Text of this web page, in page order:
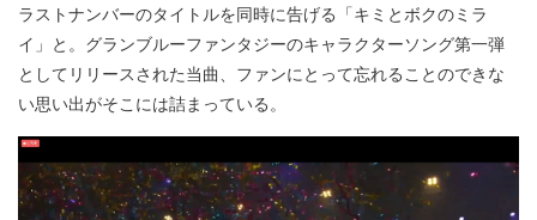
ラストナンバーのタイトルを同時に告げる「キミとボクのミラ
イ」と。グランブルーファンタジーのキャラクターソング第一弾
としてリリースされた当曲、ファンにとって忘れることのできな
い思い出がそこには詰まっている。